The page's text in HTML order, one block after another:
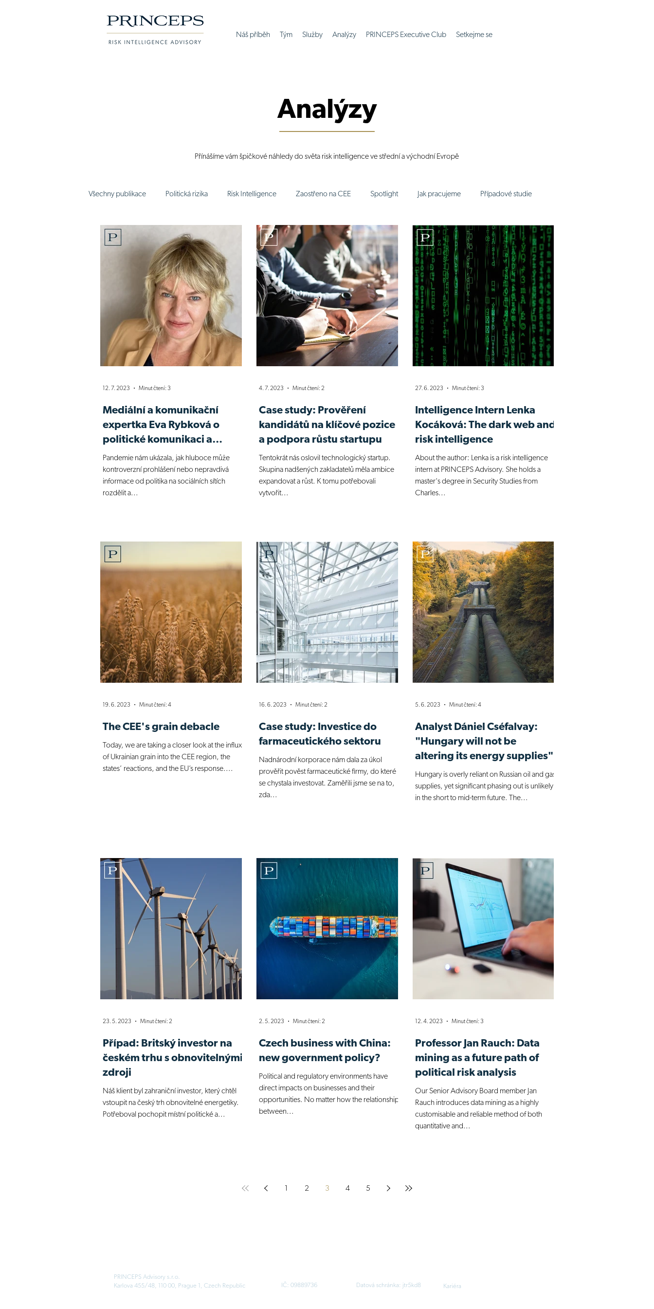
Náš příběh Tým Služby Analýzy PRINCEPS Executive Club Setkejme se
Analýzy
Přínášíme vám špičkové náhledy do světa risk intelligence ve střední a východní Evropě
Všechny publikace Politická rizika Risk Intelligence Zaostřeno na CEE Spotlight Jak pracujeme Případové studie
Komentář
Mediální a komunikační
expertka Eva Rybková o
politické komunikaci a
dezinformacích v CEE
Pandemie nám ukázala, jak hluboce může
kontroverzní prohlášení nebo nepravdivá
informace od politika na sociálních sítích
rozdělit a...
12. 7. 2023 Minut čtení: 3
Case study: Prověření
kandidátů na klíčové pozice
a podpora růstu startupu
Tentokrát nás oslovil technologický startup.
Skupina nadšených zakladatelů měla ambice
expandovat a růst. K tomu potřebovali
vytvořit...
4. 7. 2023 Minut čtení: 2
Intelligence Intern Lenka
Kocáková: The dark web and
risk intelligence
About the author: Lenka is a risk intelligence
intern at PRINCEPS Advisory. She holds a
master's degree in Security Studies from
Charles...
27. 6. 2023 Minut čtení: 3
The CEE's grain debacle
Today, we are taking a closer look at the influx
of Ukrainian grain into the CEE region, the
states’ reactions, and the EU’s response....
19. 6. 2023 Minut čtení: 4
Case study: Investice do
farmaceutického sektoru
Nadnárodní korporace nám dala za úkol
prověřit pověst farmaceutické firmy, do které
se chystala investovat. Zaměřili jsme se na to,
zda...
16. 6. 2023 Minut čtení: 2
Analyst Dániel Cséfalvay:
"Hungary will not be
altering its energy supplies"
Hungary is overly reliant on Russian oil and gas
supplies, yet significant phasing out is unlikely
in the short to mid-term future. The...
5. 6. 2023 Minut čtení: 4
Případ: Britský investor na
českém trhu s obnovitelnými
zdroji
Náš klient byl zahraniční investor, který chtěl
vstoupit na český trh obnovitelné energetiky.
Potřeboval pochopit místní politické a...
23. 5. 2023 Minut čtení: 2
Czech business with China:
new government policy?
Political and regulatory environments have
direct impacts on businesses and their
opportunities. No matter how the relationship
between...
2. 5. 2023 Minut čtení: 2
Professor Jan Rauch: Data
mining as a future path of
political risk analysis
Our Senior Advisory Board member Jan
Rauch introduces data mining as a highly
customisable and reliable method of both
quantitative and...
12. 4. 2023 Minut čtení: 3
1 2 3 4 5
PRINCEPS Advisory s.r.o.
Karlova 455/48, 110 00, Prague 1, Czech Republic
IČ: 09889736 Datová schránka: jtr5kd8 Kariéra